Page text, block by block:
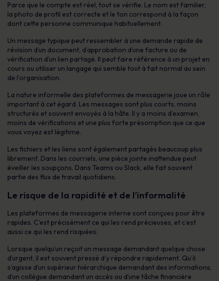
Parce que le compte est réel, tout se vérifie. Le nom est familier,
la photo de profil est correcte et le ton correspond à la façon
dont cette personne communique habituellement.
Un message typique peut ressembler à une demande rapide de
révision d’un document, d’approbation d’une facture ou de
vérification d’un lien partagé. Il peut faire référence à un projet en
cours ou utiliser un langage qui semble tout à fait normal au sein
de l’organisation.
La nature informelle des plateformes de messagerie joue un rôle
important à cet égard. Les messages sont plus courts, moins
structurés et souvent envoyés à la hâte. Il y a moins d’examen,
moins de vérifications et une plus forte présomption que ce que
vous voyez est légitime.
Les fichiers et les liens sont également partagés beaucoup plus
librement. Dans les courriels, une pièce jointe inattendue peut
éveiller les soupçons. Dans Teams ou Slack, elle fait souvent
partie des flux de travail quotidiens.
Le risque de la rapidité et de l’informalité
Les plateformes de messagerie interne sont conçues pour être
rapides. C’est précisément ce qui les rend précieuses, et c’est
aussi ce qui les rend risquées.
Lorsque quelqu’un reçoit un message demandant quelque chose
d’urgent, il est souvent pressé d’y répondre rapidement. Qu’il
s’agisse d’un supérieur hiérarchique demandant des informations,
d’un collègue demandant un accès ou d’une tâche financière